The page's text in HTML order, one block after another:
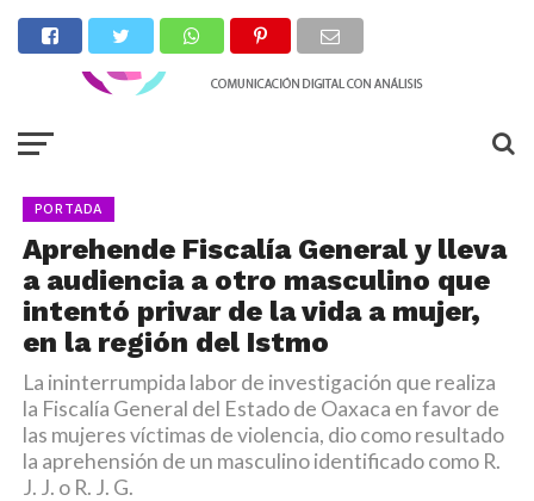
PORTADA
Aprehende Fiscalía General y lleva
a audiencia a otro masculino que
intentó privar de la vida a mujer,
en la región del Istmo
La ininterrumpida labor de investigación que realiza
la Fiscalía General del Estado de Oaxaca en favor de
las mujeres víctimas de violencia, dio como resultado
la aprehensión de un masculino identificado como R.
J. J. o R. J. G.